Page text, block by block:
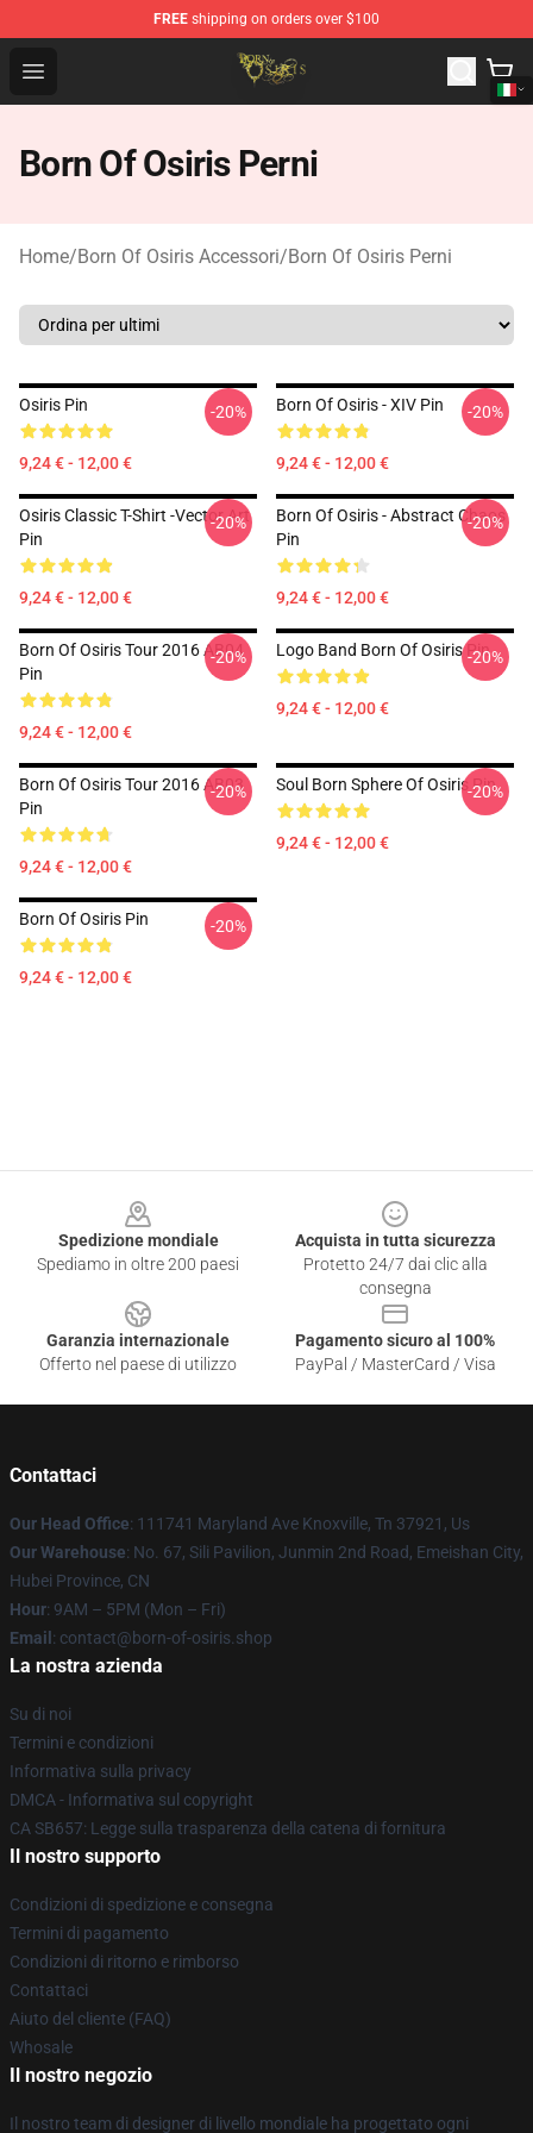
FREE shipping on orders over $100
Open menu
Born Of Osiris Store - Official Born Of Osiris
Born Of Osiris Perni
Home/Born Of Osiris Accessori/Born Of Osiris Perni
Osiris Pin
9,24 € - 12,00 €
-20% Born Of Osiris - XIV Pin
9,24 € - 12,00 €
-20%
Osiris Classic T-Shirt -Vector Art
Pin
9,24 € - 12,00 €
-20%
Born Of Osiris - Abstract Chaos
Pin
9,24 € - 12,00 €
-20%
Born Of Osiris Tour 2016 AB04
Pin
9,24 € - 12,00 €
-20% Logo Band Born Of Osiris Pin
9,24 € - 12,00 €
-20%
Born Of Osiris Tour 2016 AB03
Pin
9,24 € - 12,00 €
-20% Soul Born Sphere Of Osiris Pin
9,24 € - 12,00 €
-20%
Born Of Osiris Pin
9,24 € - 12,00 €
-20%
Spedizione mondiale
Spediamo in oltre 200 paesi
Acquista in tutta sicurezza
Protetto 24/7 dai clic alla
consegna
Garanzia internazionale
Offerto nel paese di utilizzo
Pagamento sicuro al 100%
PayPal / MasterCard / Visa
Contattaci
Our Head Office: 111741 Maryland Ave Knoxville, Tn 37921, Us
Our Warehouse: No. 67, Sili Pavilion, Junmin 2nd Road, Emeishan City,
Hubei Province, CN
Hour: 9AM – 5PM (Mon – Fri)
Email : contact@born-of-osiris.shop
La nostra azienda
Su di noi
Termini e condizioni
Informativa sulla privacy
DMCA - Informativa sul copyright
CA SB657: Legge sulla trasparenza della catena di fornitura
Il nostro supporto
Condizioni di spedizione e consegna
Termini di pagamento
Condizioni di ritorno e rimborso
Contattaci
Aiuto del cliente (FAQ)
Whosale
Il nostro negozio
Il nostro team di designer di livello mondiale ha progettato ogni